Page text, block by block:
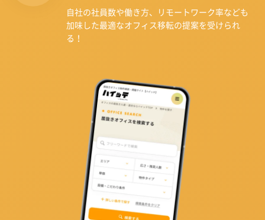
自社の社員数や働き方、リモートワーク率なども
加味した最適なオフィス移転の提案を受けられ
る！